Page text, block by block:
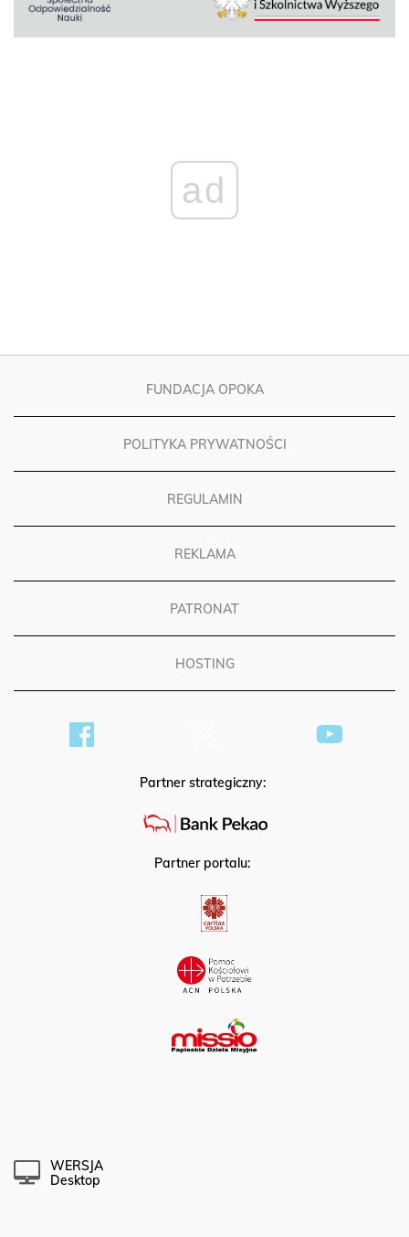
ad
FUNDACJA OPOKA
POLITYKA PRYWATNOŚCI
REGULAMIN
REKLAMA
PATRONAT
HOSTING
Partner strategiczny:
Partner portalu:
WERSJA
Desktop